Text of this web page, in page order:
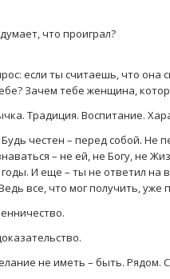
что проиграл?
если ты считаешь, что она
Зачем тебе женщина,
Традиция. Воспитание.
честен – перед собой. Не
– не ей, не Богу, не
И еще – ты не ответил на
все, что мог получить, уже
не иметь – быть. Рядом.